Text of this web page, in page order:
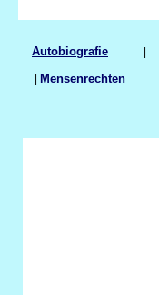
Autobiografie |
| Mensenrechten